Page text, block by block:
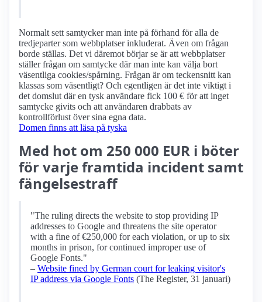
Normalt sett samtycker man inte på förhand för alla de
tredjeparter som webbplatser inkluderat. Även om frågan
borde ställas. Det vi däremot börjar se är att webbplatser
ställer frågan om samtycke där man inte kan välja bort
väsentliga cookies/spårning. Frågan är om teckensnitt kan
klassas som väsentligt? Och egentligen är det inte viktigt i
det domslut där en tysk användare fick 100 € för att inget
samtycke givits och att användaren drabbats av
kontrollförlust över sina egna data.
Domen finns att läsa på tyska
Med hot om 250 000 EUR i böter
för varje framtida incident samt
fängelsestraff
"The ruling directs the website to stop providing IP
addresses to Google and threatens the site operator
with a fine of €250,000 for each violation, or up to six
months in prison, for continued improper use of
Google Fonts."
– Website fined by German court for leaking visitor's
IP address via Google Fonts (The Register, 31 januari)